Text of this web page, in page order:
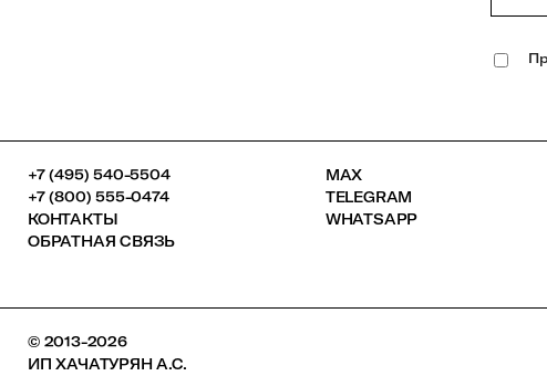
+7 (495) 540-5504
+7 (800) 555-0474
КОНТАКТЫ
ОБРАТНАЯ СВЯЗЬ
MAX
TELEGRAM
WHATSAPP
© 2013-2026
ИП ХАЧАТУРЯН А.С.